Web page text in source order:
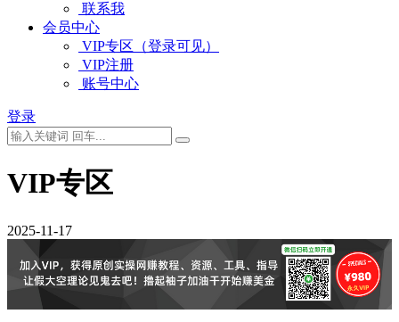
联系我
会员中心
VIP专区（登录可见）
VIP注册
账号中心
登录
VIP专区
2025-11-17